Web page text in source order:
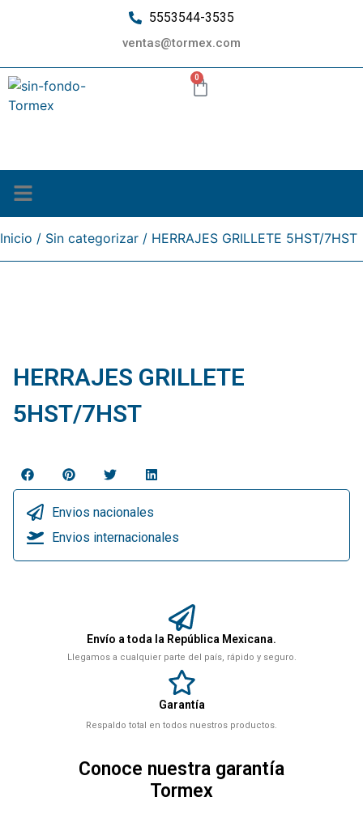
5553544-3535
ventas@tormex.com
0
Inicio / Sin categorizar / HERRAJES GRILLETE 5HST/7HST
HERRAJES GRILLETE
5HST/7HST
Envios nacionales
Envios internacionales
Envío a toda la República Mexicana.
Llegamos a cualquier parte del país, rápido y seguro.
Garantía
Respaldo total en todos nuestros productos.
Conoce nuestra garantía
Tormex